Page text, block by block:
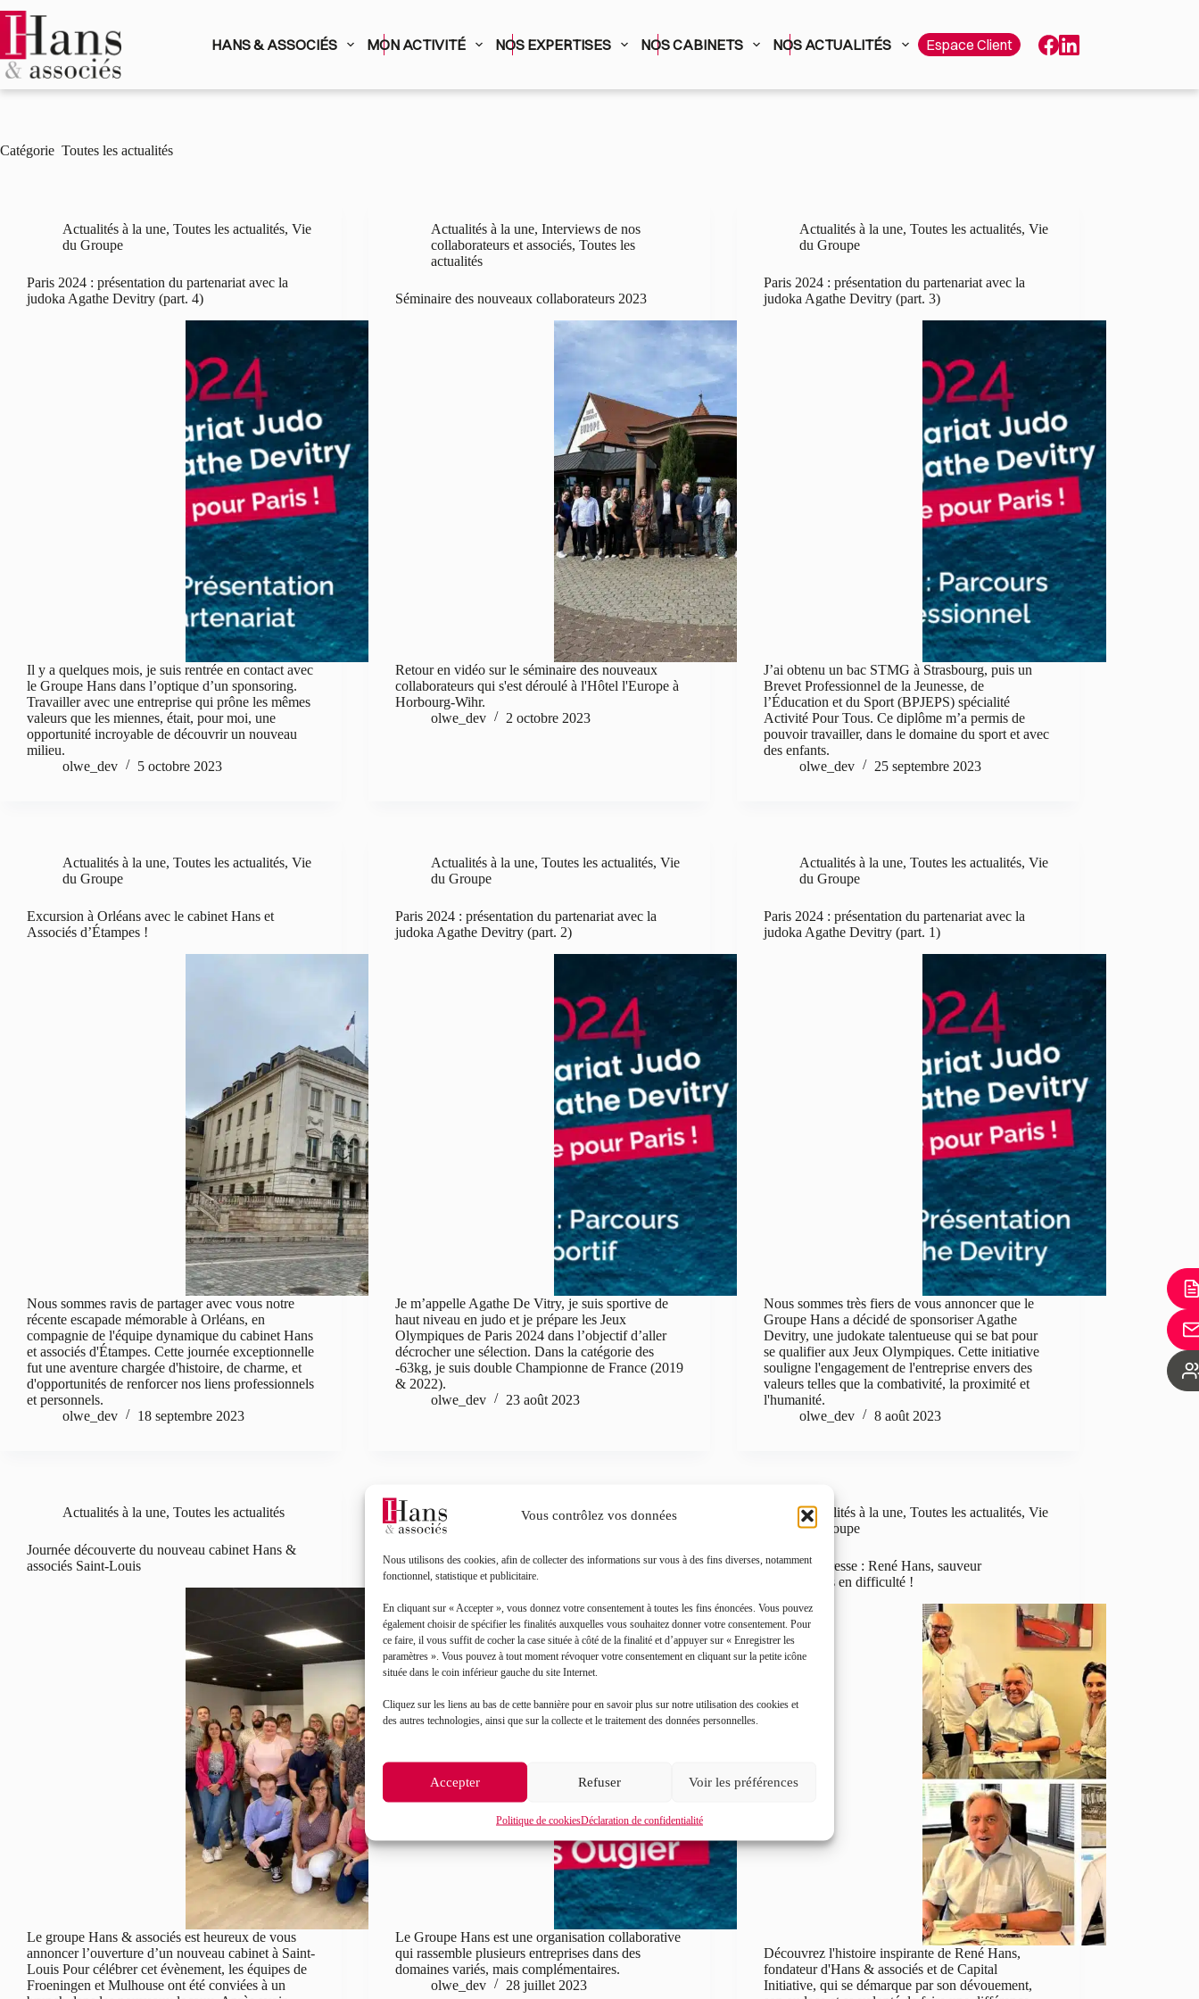
Vous contrôlez vos données
Nous utilisons des cookies, afin de collecter des informations sur vous à des fins diverses, notamment
fonctionnel, statistique et publicitaire.
En cliquant sur « Accepter », vous donnez votre consentement à toutes les fins énoncées. Vous pouvez
également choisir de spécifier les finalités auxquelles vous souhaitez donner votre consentement. Pour
ce faire, il vous suffit de cocher la case située à côté de la finalité et d’appuyer sur « Enregistrer les
paramètres ». Vous pouvez à tout moment révoquer votre consentement en cliquant sur la petite icône
située dans le coin inférieur gauche du site Internet.
Cliquez sur les liens au bas de cette bannière pour en savoir plus sur notre utilisation des cookies et
des autres technologies, ainsi que sur la collecte et le traitement des données personnelles.
Accepter Refuser Voir les préférences
Politique de cookiesDéclaration de confidentialité
contenu
HANS & ASSOCIÉS MON ACTIVITÉ NOS EXPERTISES NOS CABINETS NOS ACTUALITÉS Espace Client
Catégorie Toutes les actualités
Actualités à la une, Toutes les actualités, Vie
du Groupe
Paris 2024 : présentation du partenariat avec la
judoka Agathe Devitry (part. 4)
Il y a quelques mois, je suis rentrée en contact avec
le Groupe Hans dans l’optique d’un sponsoring.
Travailler avec une entreprise qui prône les mêmes
valeurs que les miennes, était, pour moi, une
opportunité incroyable de découvrir un nouveau
milieu.
olwe_dev
5 octobre 2023
Actualités à la une,Interviews de nos
collaborateurs et associés,Toutes les
actualités
Séminaire des nouveaux collaborateurs 2023
Retour en vidéo sur le séminaire des nouveaux
collaborateurs qui s'est déroulé à l'Hôtel l'Europe à
Horbourg-Wihr.
olwe_dev
2 octobre 2023
Actualités à la une,Toutes les actualités,Vie
du Groupe
Paris 2024 : présentation du partenariat avec la
judoka Agathe Devitry (part. 3)
J’ai obtenu un bac STMG à Strasbourg, puis un
Brevet Professionnel de la Jeunesse, de
l’Éducation et du Sport (BPJEPS) spécialité
Activité Pour Tous. Ce diplôme m’a permis de
pouvoir travailler, dans le domaine du sport et avec
des enfants.
olwe_dev
25 septembre 2023
Actualités à la une, Toutes les actualités, Vie
du Groupe
Excursion à Orléans avec le cabinet Hans et
Associés d’Étampes !
Nous sommes ravis de partager avec vous notre
récente escapade mémorable à Orléans, en
compagnie de l'équipe dynamique du cabinet Hans
et associés d'Étampes. Cette journée exceptionnelle
fut une aventure chargée d'histoire, de charme, et
d'opportunités de renforcer nos liens professionnels
et personnels.
olwe_dev
18 septembre 2023
Actualités à la une,Toutes les actualités,Vie
du Groupe
Paris 2024 : présentation du partenariat avec la
judoka Agathe Devitry (part. 2)
Je m’appelle Agathe De Vitry, je suis sportive de
haut niveau en judo et je prépare les Jeux
Olympiques de Paris 2024 dans l’objectif d’aller
décrocher une sélection. Dans la catégorie des
-63kg, je suis double Championne de France (2019
& 2022).
olwe_dev
23 août 2023
Actualités à la une,Toutes les actualités,Vie
du Groupe
Paris 2024 : présentation du partenariat avec la
judoka Agathe Devitry (part. 1)
Nous sommes très fiers de vous annoncer que le
Groupe Hans a décidé de sponsoriser Agathe
Devitry, une judokate talentueuse qui se bat pour
se qualifier aux Jeux Olympiques. Cette initiative
souligne l'engagement de l'entreprise envers des
valeurs telles que la combativité, la proximité et
l'humanité.
olwe_dev
8 août 2023
Actualités à la une, Toutes les actualités
Journée découverte du nouveau cabinet Hans &
associés Saint-Louis
Le groupe Hans & associés est heureux de vous
annoncer l’ouverture d’un nouveau cabinet à Saint-
Louis Pour célébrer cet évènement, les équipes de
Froeningen et Mulhouse ont été conviées à un
Toutes les actualités
Inspirant de Joris Ougier et Hans & associés !
Le Groupe Hans est une organisation collaborative
qui rassemble plusieurs entreprises dans des
domaines variés, mais complémentaires.
olwe_dev
28 juillet 2023
Actualités à la une,Toutes les actualités,Vie
du Groupe
Article de presse : René Hans, sauveur
d’entreprises en difficulté !
Découvrez l'histoire inspirante de René Hans,
fondateur d'Hans & associés et de Capital
Initiative, qui se démarque par son dévouement,